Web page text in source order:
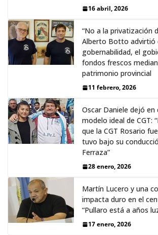
16 abril, 2026
“No a la privatización
Alberto Botto advirtió
gobernabilidad, el
fondos frescos
patrimonio provincial
11 febrero, 2026
Oscar Daniele dejó en
modelo ideal de CGT:
que la CGT Rosario
tuvo bajo su
Ferraza”
28 enero, 2026
Martín Lucero y una
impacta duro en el
“Pullaro está a años
17 enero, 2026